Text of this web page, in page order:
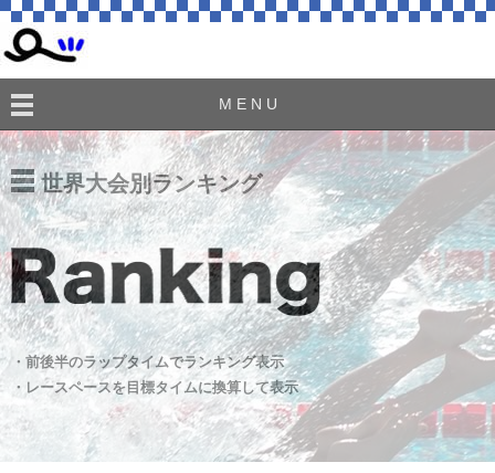
M E N U
世界大会別ランキング
・前後半のラップタイムでランキング表示
・レースペースを目標タイムに換算して表示